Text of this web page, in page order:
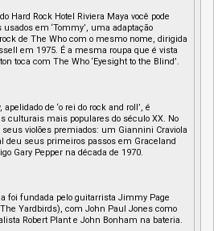
Hard Rock Hotel Riviera Maya você pode
​​em ‘Tommy’, uma adaptação
de The Who com o mesmo nome, dirigida
em 1975. É a mesma roupa que é vista
toca com The Who ‘Eyesight to the Blind’.
de ‘o rei do rock and roll’, é
culturais mais populares do século XX. No
violões premiados: um Giannini Craviola
deu seus primeiros passos em Graceland
Gary Pepper na década de 1970.
foi fundada pelo guitarrista Jimmy Page
Yardbirds), com John Paul Jones como
Robert Plant e John Bonham na bateria.